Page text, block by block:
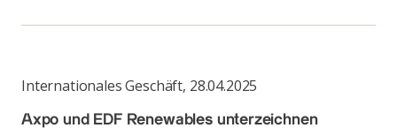
Internationales Geschäft, 28.04.2025
Axpo und EDF Renewables unterzeichnen